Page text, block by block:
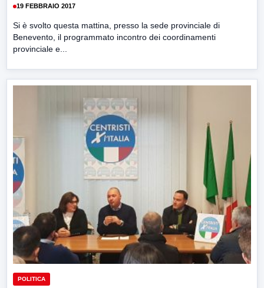
19 FEBBRAIO 2017
Si è svolto questa mattina, presso la sede provinciale di
Benevento, il programmato incontro dei coordinamenti
provinciale e...
POLITICA